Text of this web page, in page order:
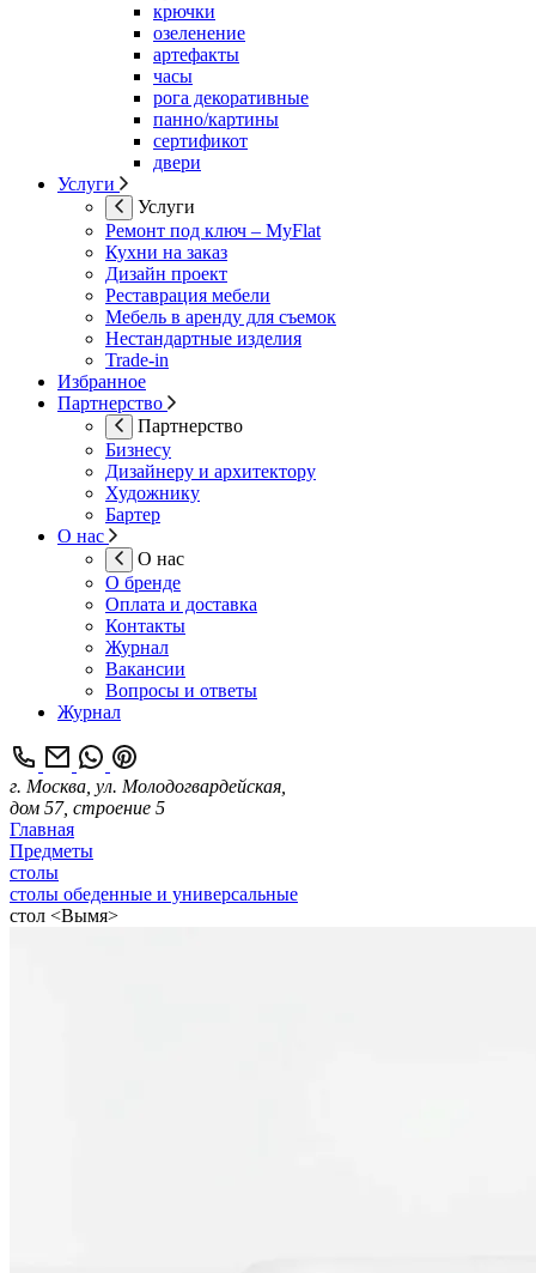
крючки
озеленение
артефакты
часы
рога декоративные
панно/картины
сертификот
двери
Услуги
Услуги
Ремонт под ключ – MyFlat
Кухни на заказ
Дизайн проект
Реставрация мебели
Мебель в аренду для съемок
Нестандартные изделия
Trade-in
Избранное
Партнерство
Партнерство
Бизнесу
Дизайнеру и архитектору
Художнику
Бартер
О нас
О нас
О бренде
Оплата и доставка
Контакты
Журнал
Вакансии
Вопросы и ответы
Журнал
г. Москва, ул. Молодогвардейская,
дом 57, строение 5
Главная
Предметы
столы
столы обеденные и универсальные
стол <Вымя>